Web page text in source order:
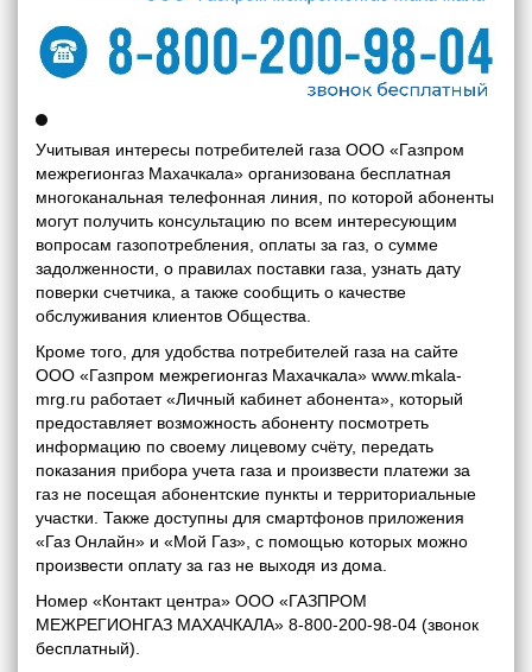
Учитывая интересы потребителей газа ООО «Газпром
межрегионгаз Махачкала» организована бесплатная
многоканальная телефонная линия, по которой абоненты
могут получить консультацию по всем интересующим
вопросам газопотребления, оплаты за газ, о сумме
задолженности, о правилах поставки газа, узнать дату
поверки счетчика, а также сообщить о качестве
обслуживания клиентов Общества.
Кроме того, для удобства потребителей газа на сайте
ООО «Газпром межрегионгаз Махачкала» www.mkala-
mrg.ru работает «Личный кабинет абонента», который
предоставляет возможность абоненту посмотреть
информацию по своему лицевому счёту, передать
показания прибора учета газа и произвести платежи за
газ не посещая абонентские пункты и территориальные
участки. Также доступны для смартфонов приложения
«Газ Онлайн» и «Мой Газ», с помощью которых можно
произвести оплату за газ не выходя из дома.
Номер «Контакт центра» ООО «ГАЗПРОМ
МЕЖРЕГИОНГАЗ МАХАЧКАЛА» 8-800-200-98-04 (звонок
бесплатный).